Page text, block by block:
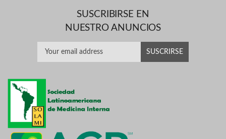
SUSCRIBIRSE EN
NUESTRO ANUNCIOS